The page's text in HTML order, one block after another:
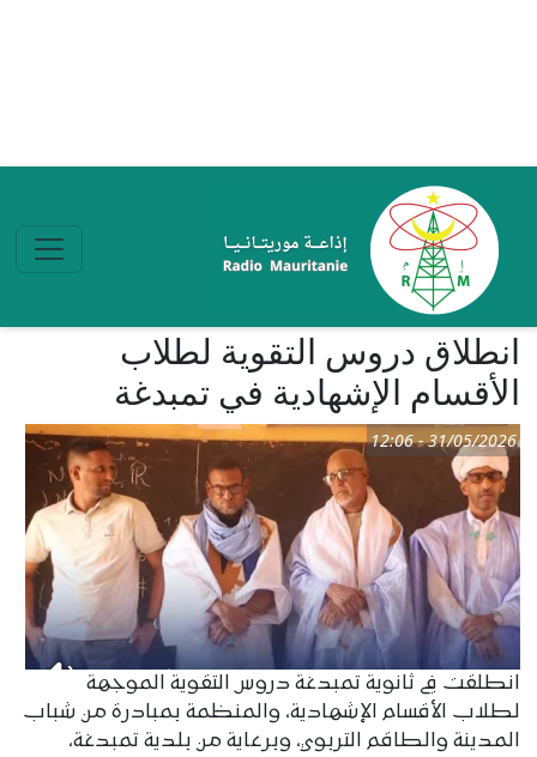
انطلاق دروس التقوية لطلاب
الأقسام الإشهادية في تمبدغة
31/05/2026 - 12:06
انطلقت في ثانوية تمبدغة دروس التقوية الموجهة
لطلاب الأقسام الإشهادية، والمنظمة بمبادرة من شباب
المدينة والطاقم التربوي، وبرعاية من بلدية تمبدغة،